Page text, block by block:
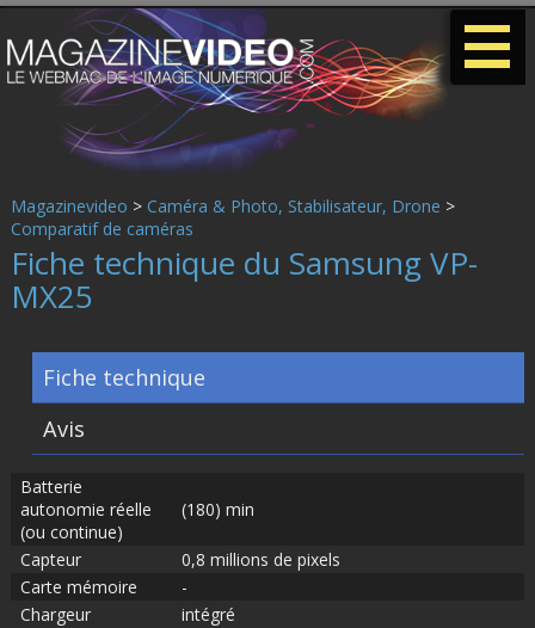
Magazinevideo > Caméra & Photo, Stabilisateur, Drone >
Comparatif de caméras
Fiche technique du Samsung VP-
MX25
Fiche technique
Avis
Batterie
autonomie réelle
(ou continue)
(180) min
Capteur
0,8 millions de pixels
Carte mémoire
-
Chargeur
intégré
-
-
-